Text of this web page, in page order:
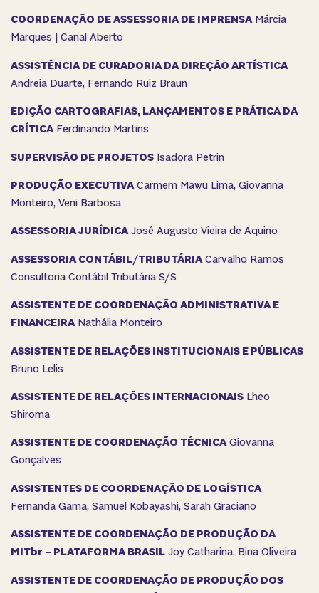
COORDENAÇÃO DE ASSESSORIA DE IMPRENSAMárcia
Marques | Canal Aberto
ASSISTÊNCIA DE CURADORIA DA DIREÇÃO ARTÍSTICA
Andreia Duarte, Fernando Ruiz Braun
EDIÇÃO CARTOGRAFIAS, LANÇAMENTOS E PRÁTICA DA
CRÍTICAFerdinando Martins
SUPERVISÃO DE PROJETOS Isadora Petrin
PRODUÇÃO EXECUTIVACarmem Mawu Lima, Giovanna
Monteiro, Veni Barbosa
ASSESSORIA JURÍDICAJosé Augusto Vieira de Aquino
ASSESSORIA CONTÁBIL/TRIBUTÁRIACarvalho Ramos
Consultoria Contábil Tributária S/S
ASSISTENTE DE COORDENAÇÃO ADMINISTRATIVA E
FINANCEIRANathália Monteiro
ASSISTENTE DE RELAÇÕES INSTITUCIONAIS E PÚBLICAS
Bruno Lelis
ASSISTENTE DE RELAÇÕES INTERNACIONAIS Lheo
Shiroma
ASSISTENTE DE COORDENAÇÃO TÉCNICAGiovanna
Gonçalves
ASSISTENTES DE COORDENAÇÃO DE LOGÍSTICA
Fernanda Gama, Samuel Kobayashi, Sarah Graciano
ASSISTENTE DE COORDENAÇÃO DE PRODUÇÃO DA
MITbr – PLATAFORMA BRASIL Joy Catharina, Bina Oliveira
ASSISTENTE DE COORDENAÇÃO DE PRODUÇÃO DOS